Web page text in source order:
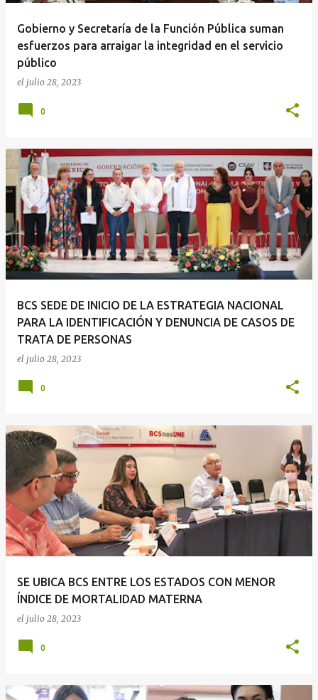
Gobierno y Secretaría de la Función Pública suman
esfuerzos para arraigar la integridad en el servicio
público
el julio 28, 2023
0
BCS SEDE DE INICIO DE LA ESTRATEGIA NACIONAL
PARA LA IDENTIFICACIÓN Y DENUNCIA DE CASOS DE
TRATA DE PERSONAS
el julio 28, 2023
0
SE UBICA BCS ENTRE LOS ESTADOS CON MENOR
ÍNDICE DE MORTALIDAD MATERNA
el julio 28, 2023
0